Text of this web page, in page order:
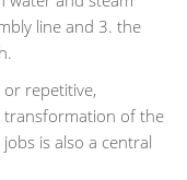
line and 3. the
repetitive,
transformation of the
is also a central